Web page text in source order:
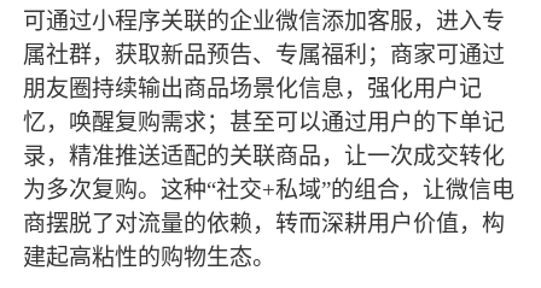
可通过小程序关联的企业微信添加客服，进入专
属社群，获取新品预告、专属福利；商家可通过
朋友圈持续输出商品场景化信息，强化用户记
忆，唤醒复购需求；甚至可以通过用户的下单记
录，精准推送适配的关联商品，让一次成交转化
为多次复购。这种“社交+私域”的组合，让微信电
商摆脱了对流量的依赖，转而深耕用户价值，构
建起高粘性的购物生态。